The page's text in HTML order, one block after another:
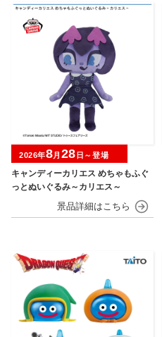
キャンディーカリエス めちゃもふぐ
っとぬいぐるみ～カリエス～
2026年8月 28 日～登場